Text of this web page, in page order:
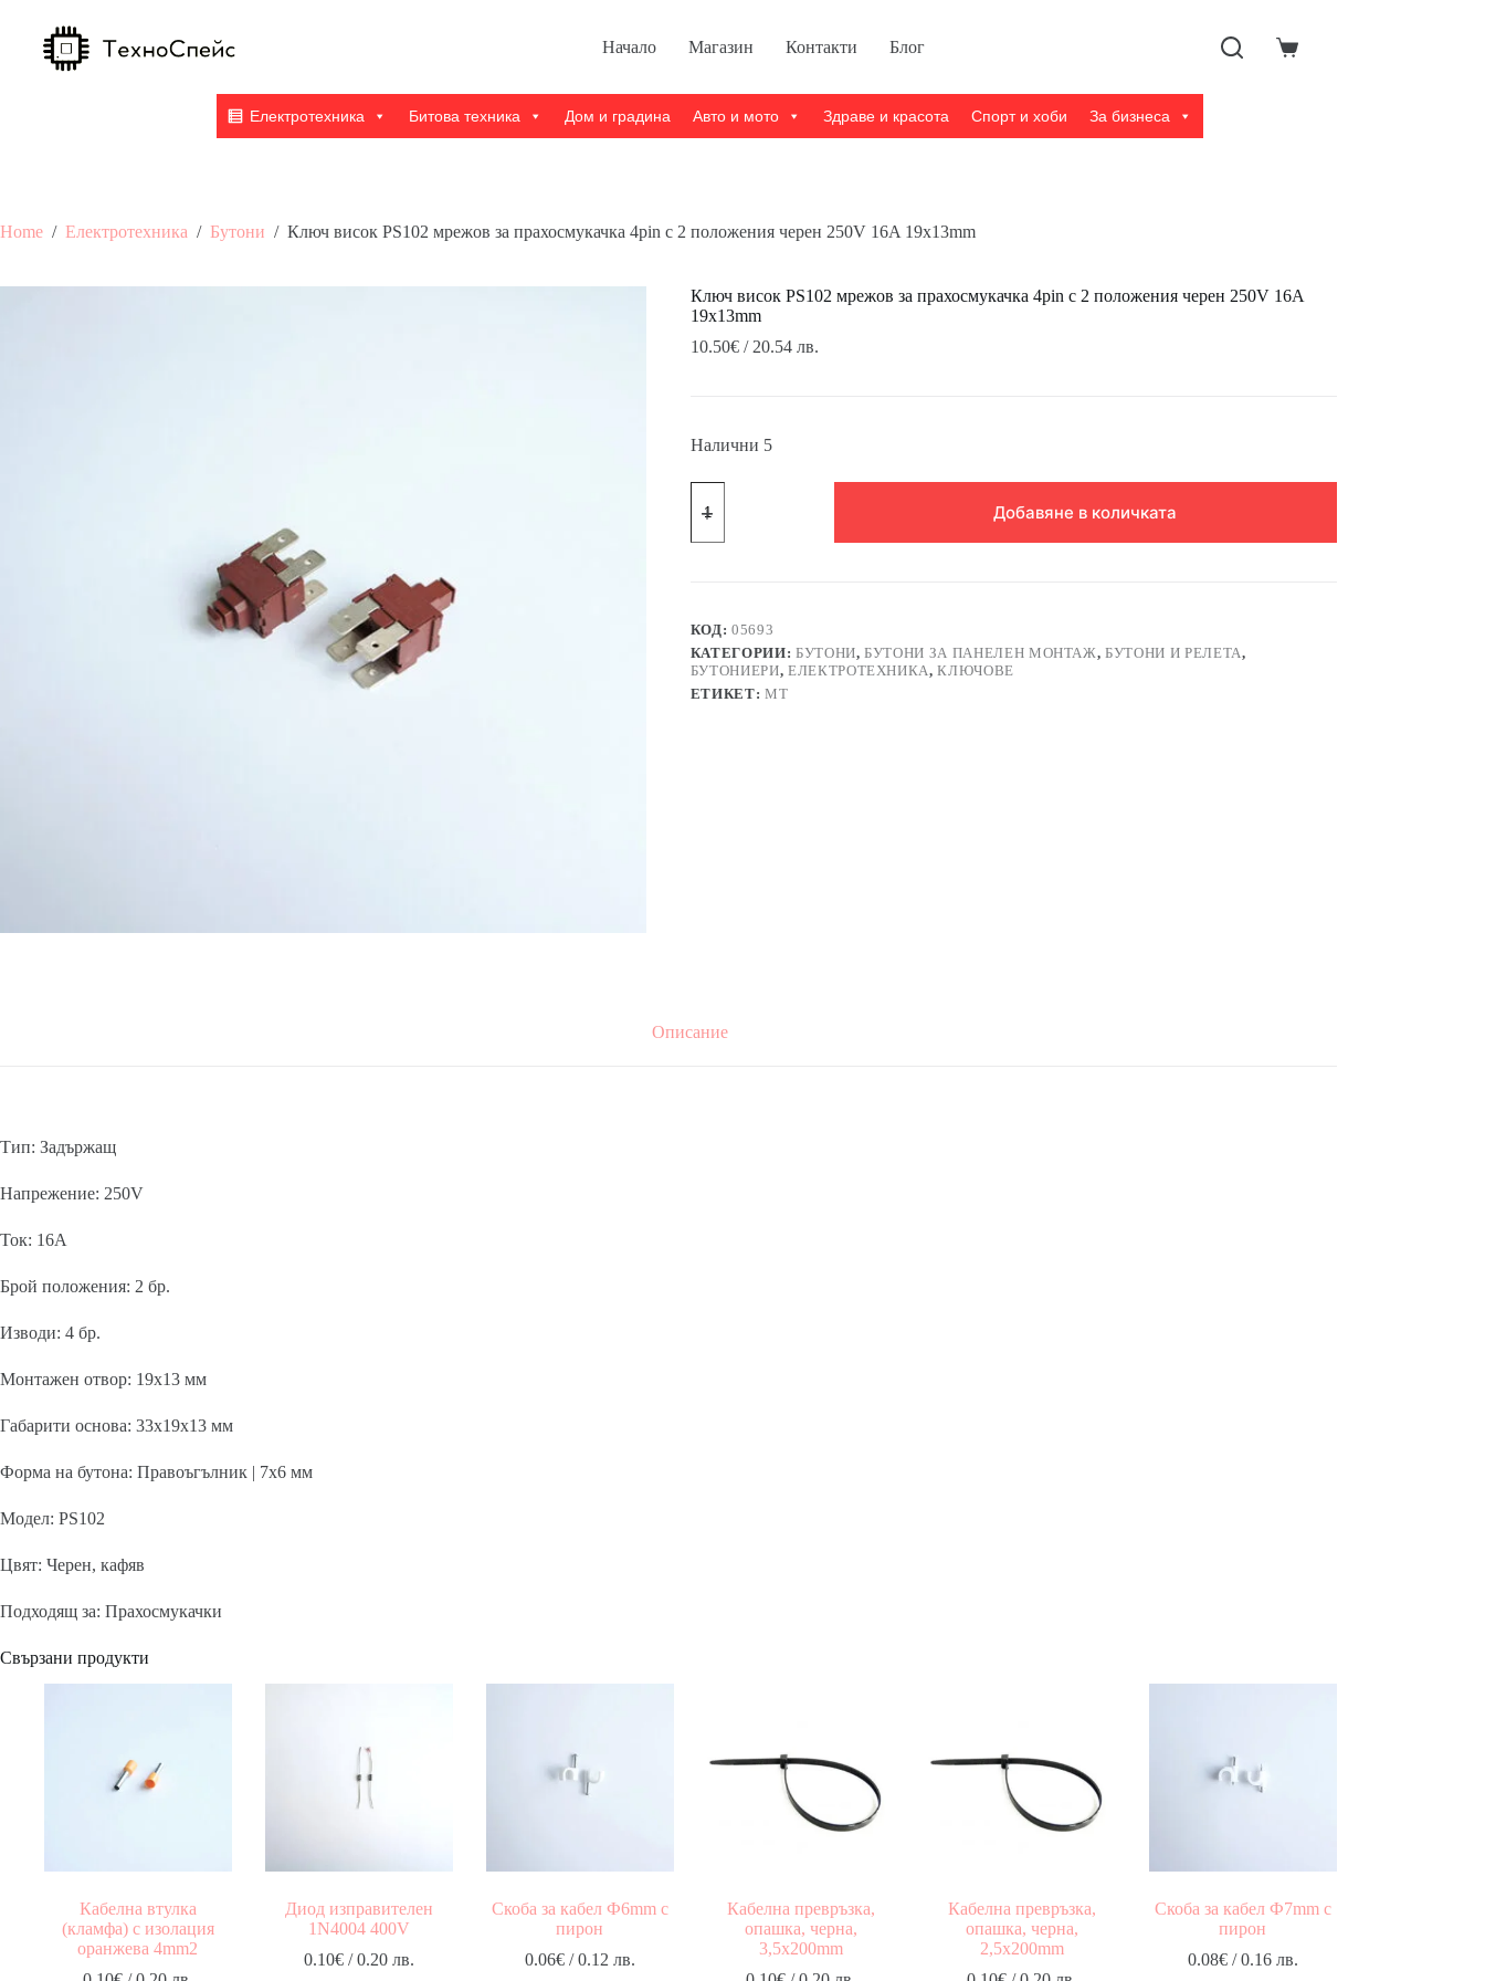
content
Начало Магазин Контакти Блог
Shopping
Електротехника Битова техника Дом и градина Авто и мото Здраве и красота Спорт и хоби За бизнеса
Home / Електротехника / Бутони / Ключ висок PS102 мрежов за прахосмукачка 4pin с 2 положения черен 250V 16A 19x13mm
Ключ висок PS102 мрежов за прахосмукачка 4pin с 2 положения черен 250V 16A
19x13mm
10.50€/ 20.54 лв.
Налични 5
висок
прахосмукачка
4pin
с
2
положения
Добавяне в количката
КОД:05693
КАТЕГОРИИ: БУТОНИ,БУТОНИ ЗА ПАНЕЛЕН МОНТАЖ,БУТОНИ И РЕЛЕТА,
БУТОНИЕРИ, ЕЛЕКТРОТЕХНИКА,КЛЮЧОВЕ
ЕТИКЕТ: MT
Описание
Тип: Задържащ
Напрежение: 250V
Ток: 16A
Брой положения: 2 бр.
Изводи: 4 бр.
Монтажен отвор: 19х13 мм
Габарити основа: 33x19x13 мм
Форма на бутона: Правоъгълник | 7х6 мм
Модел: PS102
Цвят: Черен, кафяв
Подходящ за: Прахосмукачки
Свързани продукти
Кабелна втулка
(кламфа) с изолация
оранжева 4mm2
Диод изправителен
1N4004 400V
0.10€/ 0.20 лв.
Скоба за кабел Ф6mm с
пирон
0.06€/ 0.12 лв.
Кабелна превръзка,
опашка, черна,
3,5x200mm
Кабелна превръзка,
опашка, черна,
2,5x200mm
Скоба за кабел Ф7mm с
пирон
0.08€/ 0.16 лв.